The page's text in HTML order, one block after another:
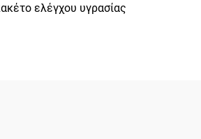
ελέγχου υγρασίας